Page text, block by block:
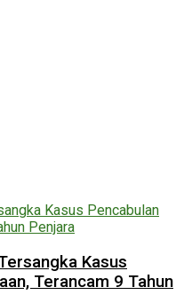
Kasus
Terancam 9 Tahun